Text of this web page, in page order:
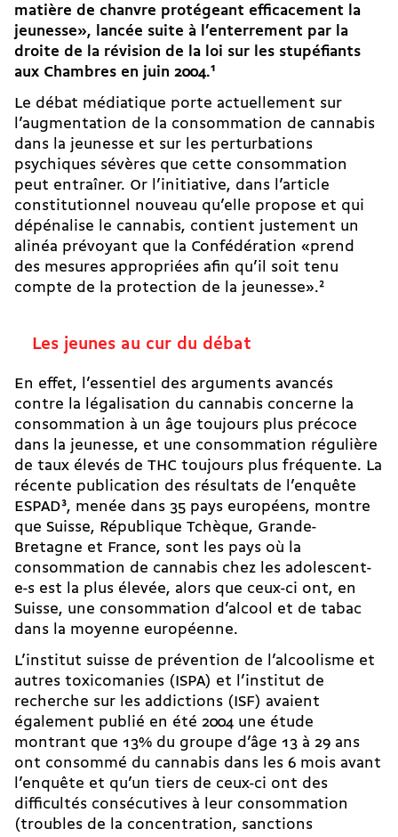
matière de chanvre protégeant efficacement la
jeunesse», lancée suite à l’enterrement par la
droite de la révision de la loi sur les stupéfiants
aux Chambres en juin 2004.1
Le débat médiatique porte actuellement sur
l’augmentation de la consommation de cannabis
dans la jeunesse et sur les perturbations
psychiques sévères que cette consommation
peut entraîner. Or l’initiative, dans l’article
constitutionnel nouveau qu’elle propose et qui
dépénalise le cannabis, contient justement un
alinéa prévoyant que la Confédération «prend
des mesures appropriées afin qu’il soit tenu
compte de la protection de la jeunesse».2
Les jeunes au cur du débat
En effet, l’essentiel des arguments avancés
contre la légalisation du cannabis concerne la
consommation à un âge toujours plus précoce
dans la jeunesse, et une consommation régulière
de taux élevés de THC toujours plus fréquente. La
récente publication des résultats de l’enquête
ESPAD3, menée dans 35 pays européens, montre
que Suisse, République Tchèque, Grande-
Bretagne et France, sont les pays où la
consommation de cannabis chez les adolescent-
e-s est la plus élevée, alors que ceux-ci ont, en
Suisse, une consommation d’alcool et de tabac
dans la moyenne européenne.
L’institut suisse de prévention de l’alcoolisme et
autres toxicomanies (ISPA) et l’institut de
recherche sur les addictions (ISF) avaient
également publié en été 2004 une étude
montrant que 13% du groupe d’âge 13 à 29 ans
ont consommé du cannabis dans les 6 mois avant
l’enquête et qu’un tiers de ceux-ci ont des
difficultés consécutives à leur consommation
(troubles de la concentration, sanctions